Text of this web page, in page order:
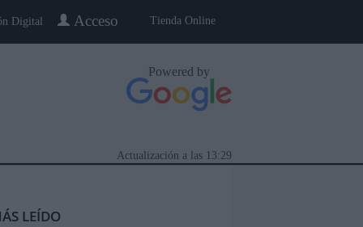
Tienda Online
Acceso
Digital
Powered by
13:29
Actualización a las
LEÍDO